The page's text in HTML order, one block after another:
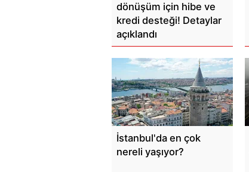
dönüşüm için hibe ve
kredi desteği! Detaylar
açıklandı
İstanbul'da en çok
nereli yaşıyor?